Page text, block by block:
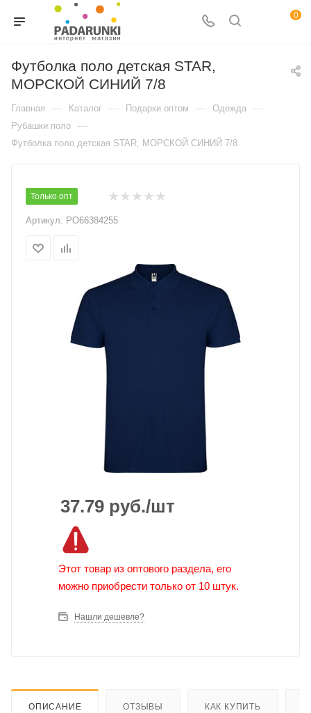
0
Футболка поло детская STAR,
МОРСКОЙ СИНИЙ 7/8
Главная — Каталог — Подарки оптом — Одежда —
Рубашки поло —
Футболка поло детская STAR, МОРСКОЙ СИНИЙ 7/8
Только опт
Артикул: PO66384255
37.79 руб./шт
Этот товар из оптового раздела, его
можно приобрести только от 10 штук.
Нашли дешевле?
ОПИСАНИЕ ОТЗЫВЫ КАК КУПИТЬ